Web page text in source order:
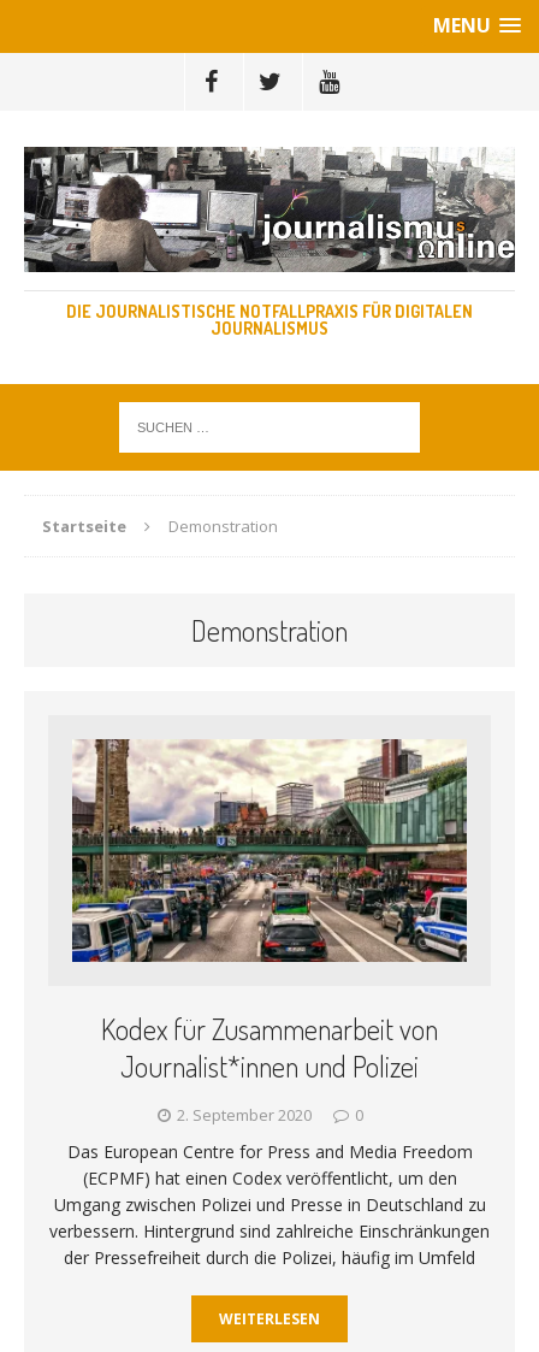
MENU
DIE JOURNALISTISCHE NOTFALLPRAXIS FÜR DIGITALEN
JOURNALISMUS
Startseite Demonstration
Demonstration
Kodex für Zusammenarbeit von
Journalist*innen und Polizei
2. September 2020 0
Das European Centre for Press and Media Freedom
(ECPMF) hat einen Codex veröffentlicht, um den
Umgang zwischen Polizei und Presse in Deutschland zu
verbessern. Hintergrund sind zahlreiche Einschränkungen
der Pressefreiheit durch die Polizei, häufig im Umfeld
WEITERLESEN